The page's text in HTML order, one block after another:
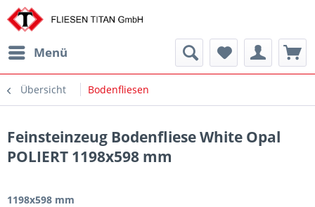
Menü
Übersicht Bodenfliesen
Feinsteinzeug Bodenfliese White Opal
POLIERT 1198x598 mm
1198x598 mm